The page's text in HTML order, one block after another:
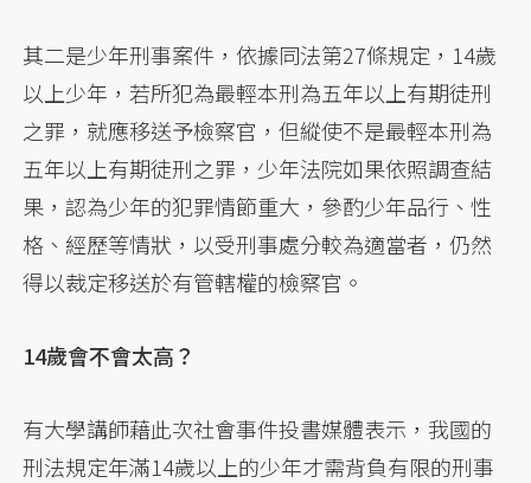
其二是少年刑事案件，依據同法第27條規定，14歲
以上少年，若所犯為最輕本刑為五年以上有期徒刑
之罪，就應移送予檢察官，但縱使不是最輕本刑為
五年以上有期徒刑之罪，少年法院如果依照調查結
果，認為少年的犯罪情節重大，參酌少年品行、性
格、經歷等情狀，以受刑事處分較為適當者，仍然
得以裁定移送於有管轄權的檢察官。
14歲會不會太高？
有大學講師藉此次社會事件投書媒體表示，我國的
刑法規定年滿14歲以上的少年才需背負有限的刑事